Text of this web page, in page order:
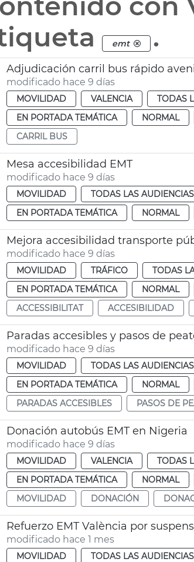
emt .
Adjudicación carril bus rápido
modificado hace 9 días
MOVILIDAD VALENCIA TODAS
EN PORTADA TEMÁTICA
NORMAL
CARRIL BUS
Mesa accesibilidad EMT
modificado hace 9 días
MOVILIDAD TODAS LAS AUDIENCIAS
EN PORTADA TEMÁTICA
NORMAL
Mejora accesibilidad transporte
modificado hace 9 días
MOVILIDAD TRÁFICO TODAS
EN PORTADA TEMÁTICA
NORMAL
ACCESSIBILITAT
ACCESIBILIDAD
Paradas accesibles y pasos de
modificado hace 9 días
MOVILIDAD TODAS LAS AUDIENCIAS
EN PORTADA TEMÁTICA
NORMAL
PARADAS ACCESIBLES
PASOS DE
Donación autobús EMT en Nigeria
modificado hace 9 días
MOVILIDAD VALENCIA TODAS
EN PORTADA TEMÁTICA
NORMAL
MOVILIDAD
DONACIÓN
Refuerzo EMT València por
modificado hace 1 mes
MOVILIDAD TODAS LAS AUDIENCIAS